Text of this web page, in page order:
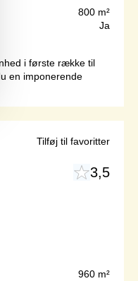
800 m²
Ja
i første række til
en imponerende
3,5
960 m²
Tilføj til favoritter